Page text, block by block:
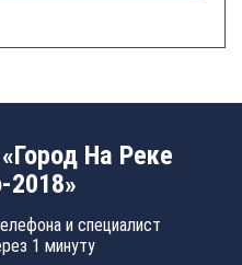
На Реке
2018»
и специалист
1 минуту